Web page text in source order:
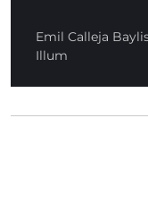
Emil Calleja
Illum